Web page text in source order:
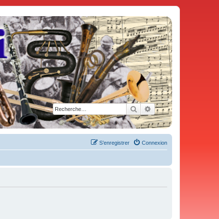
Rechercher
Recherche avancée
Connexion
S’enregistrer